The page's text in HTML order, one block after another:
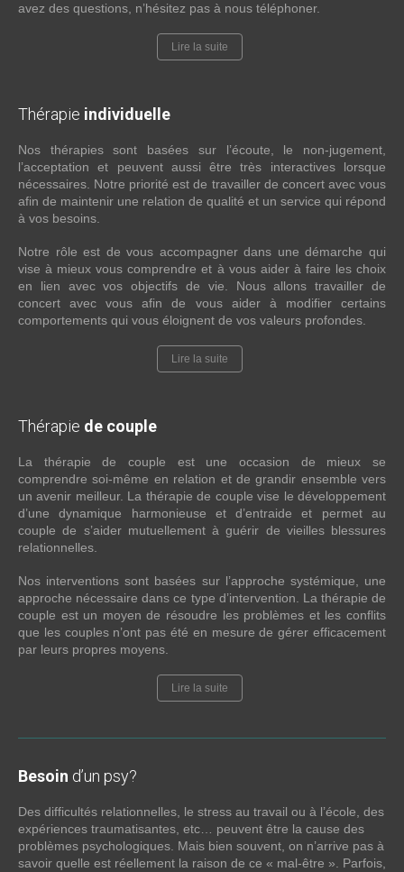
avez des questions, n’hésitez pas à nous téléphoner.
Lire la suite
Thérapie individuelle
Nos thérapies sont basées sur l’écoute, le non-jugement,
l’acceptation et peuvent aussi être très interactives lorsque
nécessaires. Notre priorité est de travailler de concert avec vous
afin de maintenir une relation de qualité et un service qui répond
à vos besoins.
Notre rôle est de vous accompagner dans une démarche qui
vise à mieux vous comprendre et à vous aider à faire les choix
en lien avec vos objectifs de vie. Nous allons travailler de
concert avec vous afin de vous aider à modifier certains
comportements qui vous éloignent de vos valeurs profondes.
Lire la suite
Thérapie de couple
La thérapie de couple est une occasion de mieux se
comprendre soi-même en relation et de grandir ensemble vers
un avenir meilleur. La thérapie de couple vise le développement
d’une dynamique harmonieuse et d’entraide et permet au
couple de s’aider mutuellement à guérir de vieilles blessures
relationnelles.
Nos interventions sont basées sur l’approche systémique, une
approche nécessaire dans ce type d’intervention. La thérapie de
couple est un moyen de résoudre les problèmes et les conflits
que les couples n’ont pas été en mesure de gérer efficacement
par leurs propres moyens.
Lire la suite
Besoin d’un psy?
Des difficultés relationnelles, le stress au travail ou à l’école, des
expériences traumatisantes, etc… peuvent être la cause des
problèmes psychologiques. Mais bien souvent, on n’arrive pas à
savoir quelle est réellement la raison de ce « mal-être ». Parfois,